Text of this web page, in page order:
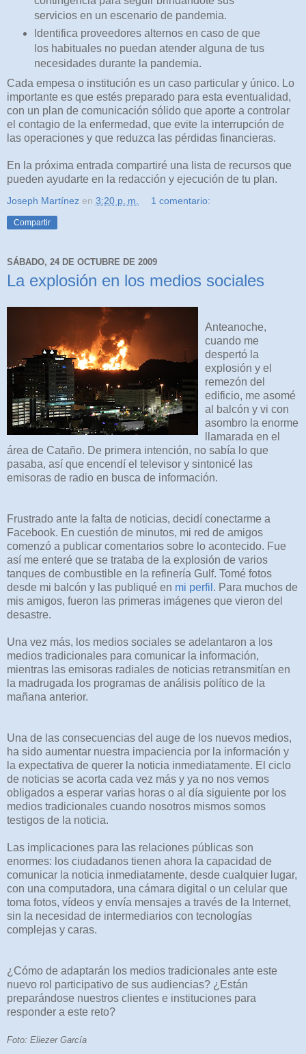
servicios en un escenario de pandemia.
Identifica proveedores alternos en caso de que
los habituales no puedan atender alguna de tus
necesidades durante la pandemia.
Cada empesa o institución es un caso particular y único. Lo
importante es que estés preparado para esta eventualidad,
con un plan de comunicación sólido que aporte a controlar
el contagio de la enfermedad, que evite la interrupción de
las operaciones y que reduzca las pérdidas financieras.
En la próxima entrada compartiré una lista de recursos que
pueden ayudarte en la redacción y ejecución de tu plan.
Joseph Martínez en 3:20 p. m. 1 comentario:
Compartir
SÁBADO, 24 DE OCTUBRE DE 2009
La explosión en los medios sociales
Anteanoche,
cuando me
despertó la
explosión y el
remezón del
edificio, me asomé
al balcón y vi con
asombro la enorme
llamarada en el
área de Cataño. De primera intención, no sabía lo que
pasaba, así que encendí el televisor y sintonicé las
emisoras de radio en busca de información.
Frustrado ante la falta de noticias, decidí conectarme a
Facebook. En cuestión de minutos, mi red de amigos
comenzó a publicar comentarios sobre lo acontecido. Fue
así me enteré que se trataba de la explosión de varios
tanques de combustible en la refinería Gulf. Tomé fotos
desde mi balcón y las publiqué en mi perfil . Para muchos de
mis amigos, fueron las primeras imágenes que vieron del
desastre.
Una vez más, los medios sociales se adelantaron a los
medios tradicionales para comunicar la información,
mientras las emisoras radiales de noticias retransmitían en
la madrugada los programas de análisis político de la
mañana anterior.
Una de las consecuencias del auge de los nuevos medios,
ha sido aumentar nuestra impaciencia por la información y
la expectativa de querer la noticia inmediatamente. El ciclo
de noticias se acorta cada vez más y ya no nos vemos
obligados a esperar varias horas o al día siguiente por los
medios tradicionales cuando nosotros mismos somos
testigos de la noticia.
Las implicaciones para las relaciones públicas son
enormes: los ciudadanos tienen ahora la capacidad de
comunicar la noticia inmediatamente, desde cualquier lugar,
con una computadora, una cámara digital o un celular que
toma fotos, vídeos y envía mensajes a través de la Internet,
sin la necesidad de intermediarios con tecnologías
complejas y caras.
¿Cómo de adaptarán los medios tradicionales ante este
nuevo rol participativo de sus audiencias? ¿Están
preparándose nuestros clientes e instituciones para
responder a este reto?
Foto: Eliezer García